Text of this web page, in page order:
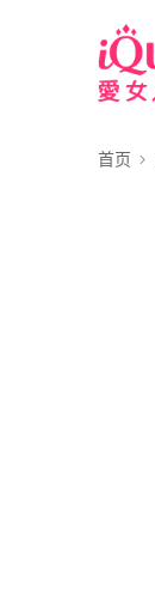
首页